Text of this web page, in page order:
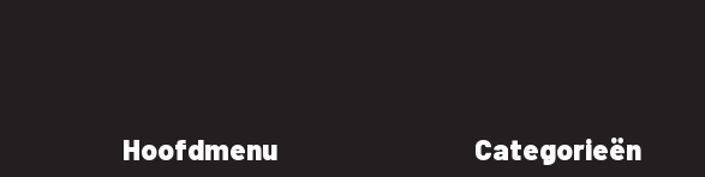
Hoofdmenu Categorieën